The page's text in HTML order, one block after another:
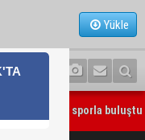
Yükle
30 bin çocuk sporla buluştu
ve Utku Caner